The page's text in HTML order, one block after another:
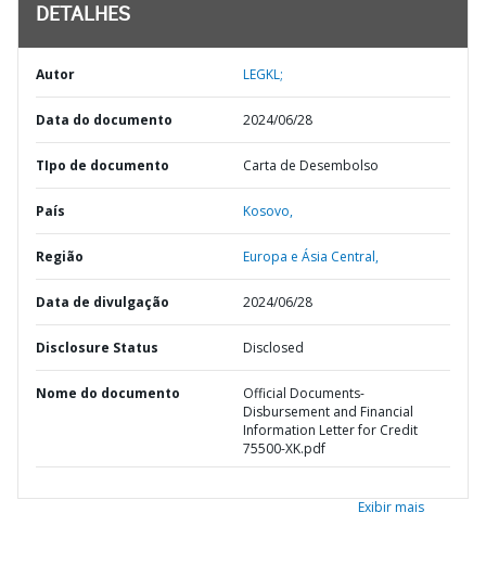
DETALHES
Autor LEGKL;
Data do documento 2024/06/28
TIpo de documento Carta de Desembolso
País Kosovo,
Região Europa e Ásia Central,
Data de divulgação 2024/06/28
Disclosure Status Disclosed
Nome do documento
Official Documents-
Disbursement and Financial
Information Letter for Credit
75500-XK.pdf
Exibir mais